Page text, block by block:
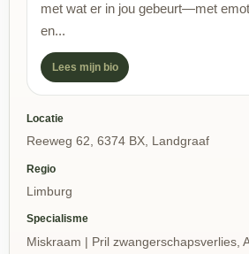
met wat er in jou gebeurt—met
en...
Lees mijn bio
Locatie
Reeweg 62, 6374 BX, Landgraaf
Regio
Limburg
Specialisme
Miskraam | Pril zwangerschapsverlies,